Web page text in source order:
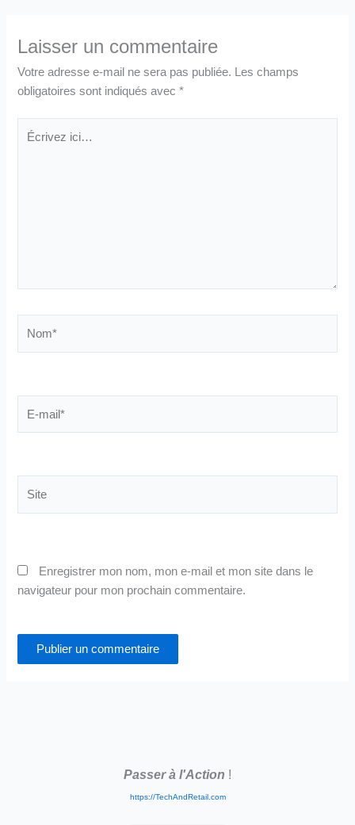
Laisser un commentaire
Votre adresse e-mail ne sera pas publiée. Les champs
obligatoires sont indiqués avec*
Écrivez
Enregistrer mon nom, mon e-mail et mon site dans le
navigateur pour mon prochain commentaire.
Passer à l'Action !
https://TechAndRetail.com